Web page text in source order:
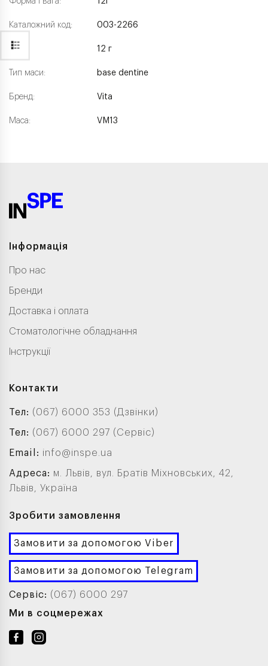
Каталожний код:
Вага:
Тип маси:
Бренд:
Маса:
003-2266
12 г
base dentine
Vita
VM13
Інформація
Про нас
Бренди
Доставка і оплата
Стоматологічне обладнання
Інструкції
Контакти
Тел: (067) 6000 353 (Дзвінки)
Тел: (067) 6000 297 (Сервіс)
Email: info@inspe.ua
Адреса: м. Львів, вул. Братів Міхновських, 42,
Львів, Україна
Зробити замовлення
Замовити за допомогою Viber
Замовити за допомогою Telegram
Сервіс: (067) 6000 297
Ми в соцмережах